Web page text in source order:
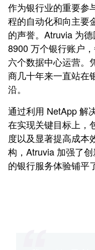
作为银行业的重要参
程的自动化和向主要
的声誉。Atruvia 为
8900 万个银行账户
六个数据中心运营。
商几十年来一直站在
沿。
通过利用 NetApp 解
在实现关键目标上，
度以及显著提高成本
构，Atruvia 加强了
的银行服务体验铺平